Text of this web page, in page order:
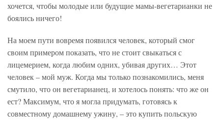
хочется, чтобы молодые или будущие мамы-вегетарианки не
боялись ничего!
На моем пути вовремя появился человек, который смог
своим примером показать, что не стоит свыкаться с
лицемерием, когда любим одних, убивая других… Этот
человек – мой муж. Когда мы только познакомились, меня
смутило, что он вегетарианец, и хотелось понять: что же он
ест? Максимум, что я могла придумать, готовясь к
совместному домашнему ужину, – это купить польскую